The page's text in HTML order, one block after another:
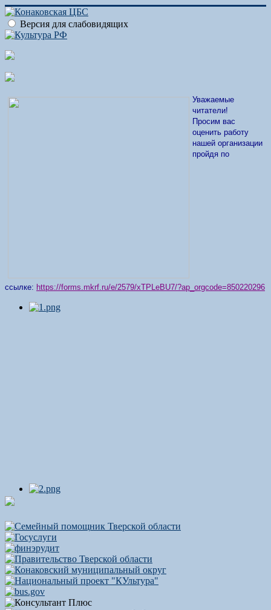
Версия для слабовидящих
Уважаемые
читатели!
Просим вас
оценить работу
нашей организации
пройдя по
ссылке: https://forms.mkrf.ru/e/2579/xTPLeBU7/?ap_orgcode=850220296